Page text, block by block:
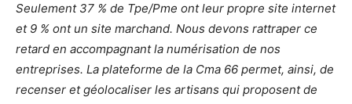
Seulement 37 % de Tpe/Pme ont leur propre site internet
et 9 % ont un site marchand. Nous devons rattraper ce
retard en accompagnant la numérisation de nos
entreprises. La plateforme de la Cma 66 permet, ainsi, de
recenser et géolocaliser les artisans qui proposent de